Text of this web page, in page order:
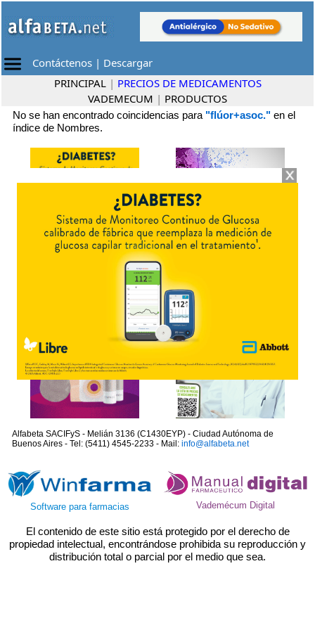
Contáctenos | Descargar
PRINCIPAL | PRECIOS DE MEDICAMENTOS
VADEMECUM | PRODUCTOS
No se han encontrado coincidencias para "flúor+asoc." en el
índice de Nombres.
Alfabeta SACIFyS - Melián 3136 (C1430EYP) - Ciudad Autónoma de
Buenos Aires - Tel: (5411) 4545-2233 - Mail: info@alfabeta.net
Software para farmacias Vademécum Digital
El contenido de este sitio está protegido por el derecho de
propiedad intelectual, encontrándose prohibida su reproducción y
distribución total o parcial por el medio que sea.